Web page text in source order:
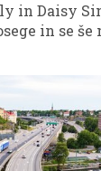
in Daisy
in se